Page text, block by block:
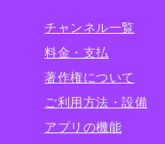
チャンネル一覧
料金・支払
著作権について
ご利用方法・設備
アプリの機能